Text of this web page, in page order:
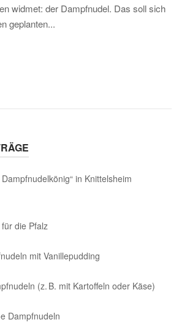
widmet: der Dampfnudel. Das soll sich
geplanten...
in Knittelsheim
die Pfalz
mit Vanillepudding
(z. B. mit Kartoffeln oder Käse)
Dampfnudeln